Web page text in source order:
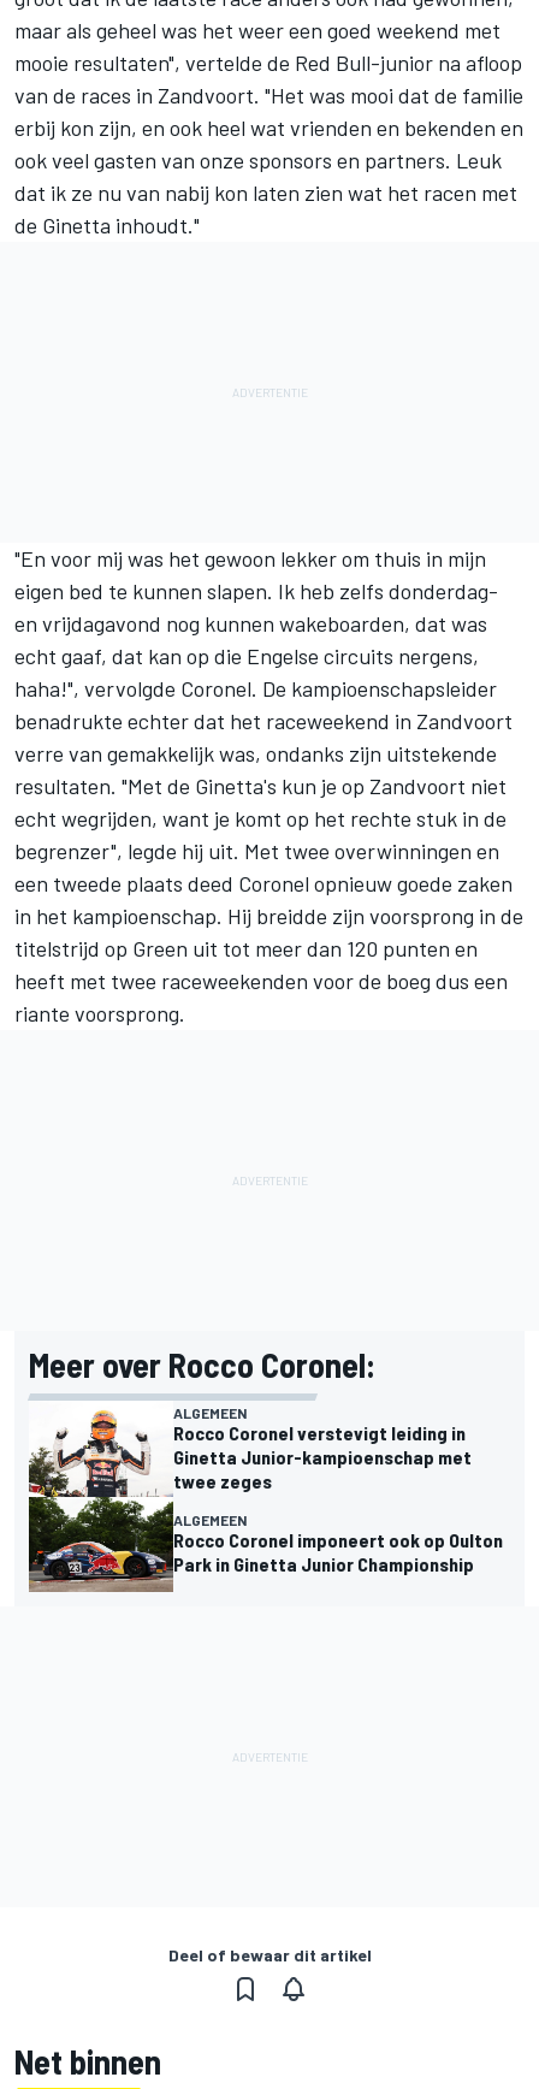
maar als geheel was het weer een goed weekend met
mooie resultaten", vertelde de Red Bull-junior na afloop
van de races in Zandvoort. "Het was mooi dat de familie
erbij kon zijn, en ook heel wat vrienden en bekenden en
ook veel gasten van onze sponsors en partners. Leuk
dat ik ze nu van nabij kon laten zien wat het racen met
de Ginetta inhoudt."
"En voor mij was het gewoon lekker om thuis in mijn
eigen bed te kunnen slapen. Ik heb zelfs donderdag-
en vrijdagavond nog kunnen wakeboarden, dat was
echt gaaf, dat kan op die Engelse circuits nergens,
haha!", vervolgde Coronel. De kampioenschapsleider
benadrukte echter dat het raceweekend in Zandvoort
verre van gemakkelijk was, ondanks zijn uitstekende
resultaten. "Met de Ginetta's kun je op Zandvoort niet
echt wegrijden, want je komt op het rechte stuk in de
begrenzer", legde hij uit. Met twee overwinningen en
een tweede plaats deed Coronel opnieuw goede zaken
in het kampioenschap. Hij breidde zijn voorsprong in de
titelstrijd op Green uit tot meer dan 120 punten en
heeft met twee raceweekenden voor de boeg dus een
riante voorsprong.
Meer over Rocco Coronel:
ALGEMEEN
Rocco Coronel verstevigt leiding in
Ginetta Junior-kampioenschap met
twee zeges
ALGEMEEN
Rocco Coronel imponeert ook op Oulton
Park in Ginetta Junior Championship
Deel of bewaar dit artikel
Net binnen